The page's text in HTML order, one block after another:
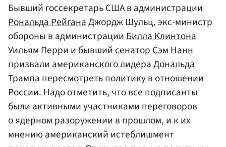
Бывший госсекретарь США в администрации
Рональда РейганаДжордж Шульц, экс-министр
обороны в администрацииБилла Клинтона
Уильям Перри и бывший сенаторСэм Нанн
призвали американского лидераДональда
Трампапересмотреть политику в отношении
России. Надо отметить, что все подписанты
были активными участниками переговоров
о ядерном разоружении в прошлом, и к их
мнению американский истеблишмент